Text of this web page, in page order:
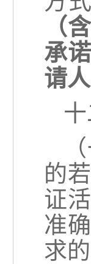
（
承
请
的
证
准
求